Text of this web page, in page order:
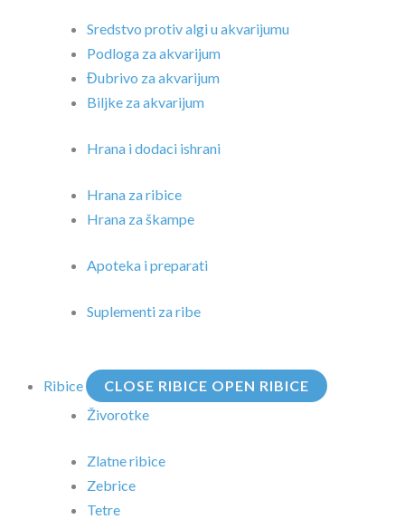
Sredstvo protiv algi u akvarijumu
Podloga za akvarijum
Đubrivo za akvarijum
Biljke za akvarijum
Hrana i dodaci ishrani
Hrana za ribice
Hrana za škampe
Apoteka i preparati
Suplementi za ribe
Ribice CLOSE RIBICE OPEN RIBICE
Živorotke
Zlatne ribice
Zebrice
Tetre